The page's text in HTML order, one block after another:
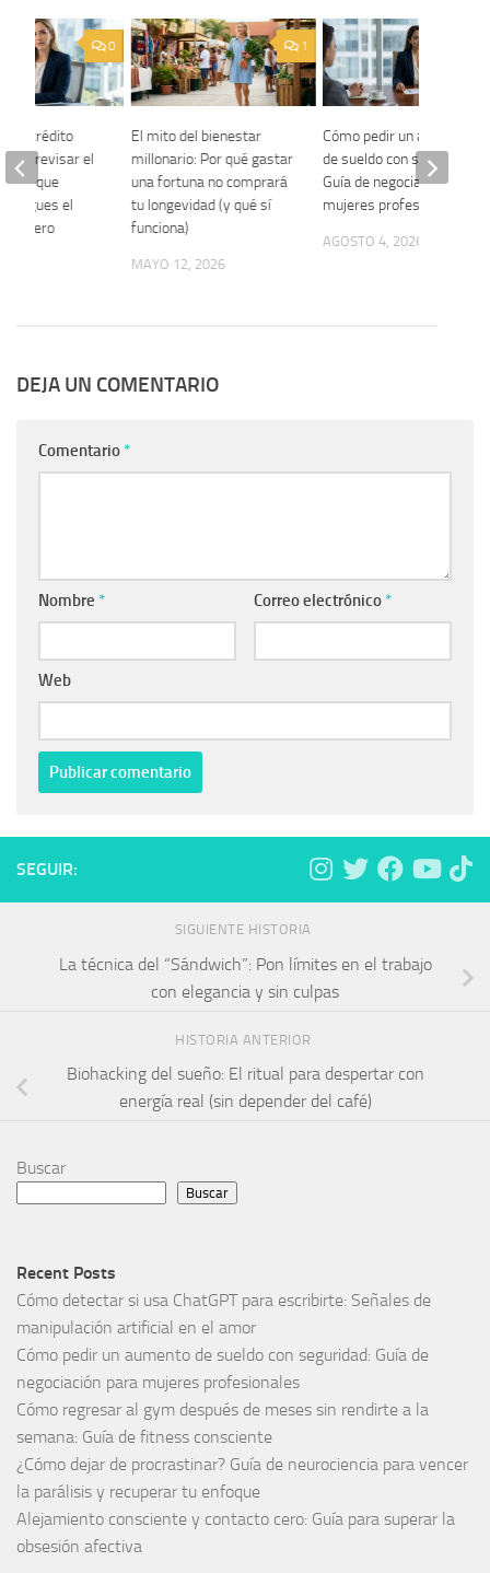
1
El mito del bienestar
millonario: Por qué gastar
una fortuna no comprará
tu longevidad (y qué sí
funciona)
MAYO 12, 2026
Cómo pedir un aumento
de sueldo con seguridad:
Guía de negociación para
mujeres profesionales
AGOSTO 4, 2026
0
del crédito
qué revisar el
que
pagues el
dinero
DEJA UN COMENTARIO
Comentario *
Nombre * Correo electrónico *
Web
SEGUIR:
SIGUIENTE HISTORIA
La técnica del “Sándwich”: Pon límites en el trabajo
con elegancia y sin culpas
HISTORIA ANTERIOR
Biohacking del sueño: El ritual para despertar con
energía real (sin depender del café)
Buscar
Buscar
Recent Posts
Cómo detectar si usa ChatGPT para escribirte: Señales de
manipulación artificial en el amor
Cómo pedir un aumento de sueldo con seguridad: Guía de
negociación para mujeres profesionales
Cómo regresar al gym después de meses sin rendirte a la
semana: Guía de fitness consciente
¿Cómo dejar de procrastinar? Guía de neurociencia para vencer
la parálisis y recuperar tu enfoque
Alejamiento consciente y contacto cero: Guía para superar la
obsesión afectiva